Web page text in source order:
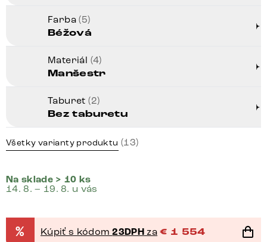
Farba(5)
Béžová
Materiál (4)
Manšestr
Taburet(2)
Bez taburetu
Všetky varianty produktu (13)
Na sklade > 10 ks
14. 8. – 19. 8. u vás
% Kúpiť s kódom23DPH za € 1 554